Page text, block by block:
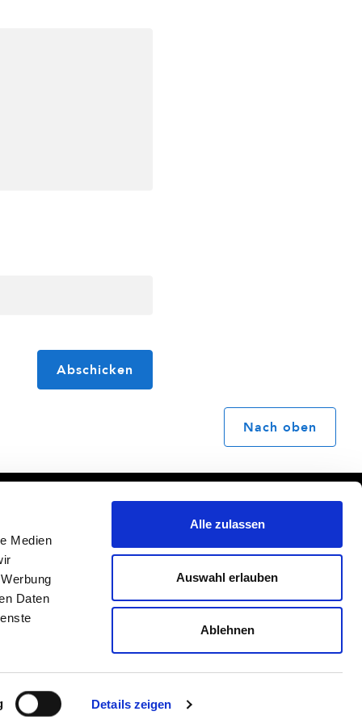
Medien
Daten
Details zeigen
Alle zulassen
Auswahl erlauben
Ablehnen
Abschicken
Nach oben
Datenschutz
AGB